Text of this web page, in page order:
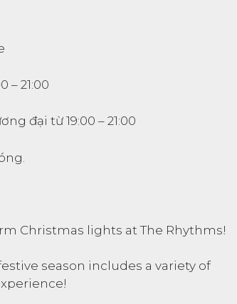
– 21:00
đại từ 19:00 – 21:00
Christmas lights at The Rhythms!
season includes a variety of